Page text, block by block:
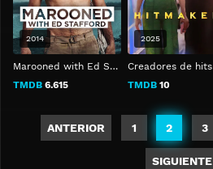
Marooned with Ed Stafford
TMDB 6.615
2014
Creadores de hits
TMDB 10
2025
ANTERIOR 1 2 3
SIGUIENTE